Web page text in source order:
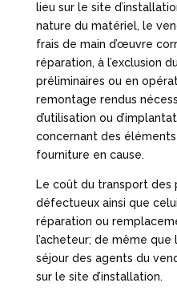
lieu sur le site
nature du matériel, le
frais de main d’œuvre
réparation, à l’exclusion
préliminaires ou en
remontage rendus
d’utilisation ou
concernant des
fourniture en cause.
Le coût du transport des
défectueux ainsi que
réparation ou
l’acheteur; de même
séjour des agents du
sur le site d’installation.